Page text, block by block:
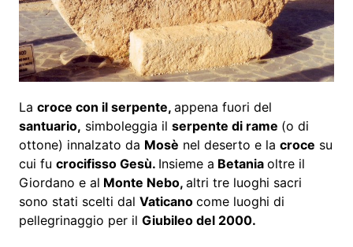
La croce con il serpente, appena fuori del
santuario, simboleggia il serpente di rame (o di
ottone) innalzato da Mosè nel deserto e la croce su
cui fu crocifisso Gesù. Insieme a Betania oltre il
Giordano e al Monte Nebo, altri tre luoghi sacri
sono stati scelti dal Vaticano come luoghi di
pellegrinaggio per il Giubileo del 2000.